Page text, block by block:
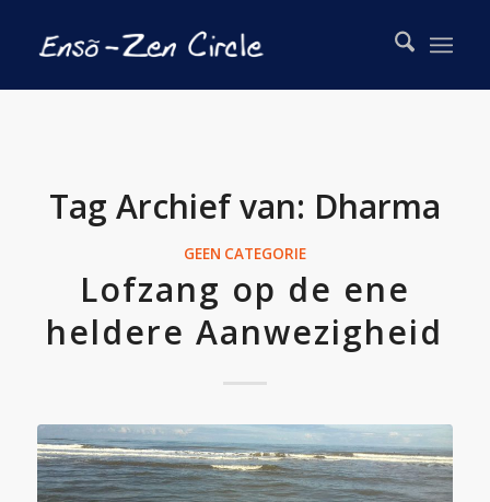
Tag Archief van: Dharma
GEEN CATEGORIE
Lofzang op de ene
heldere Aanwezigheid